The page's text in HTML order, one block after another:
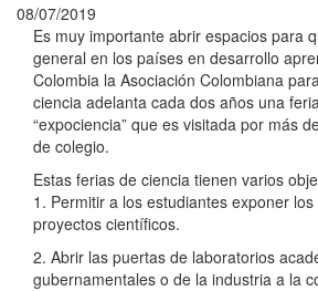
08/07/2019
Es muy importante abrir espacios para
general en los países en desarrollo
Colombia la Asociación Colombiana
ciencia adelanta cada dos años una
“expociencia” que es visitada por más
de colegio.
Estas ferias de ciencia tienen varios
1. Permitir a los estudiantes exponer
proyectos científicos.
2. Abrir las puertas de laboratorios
gubernamentales o de la industria a la